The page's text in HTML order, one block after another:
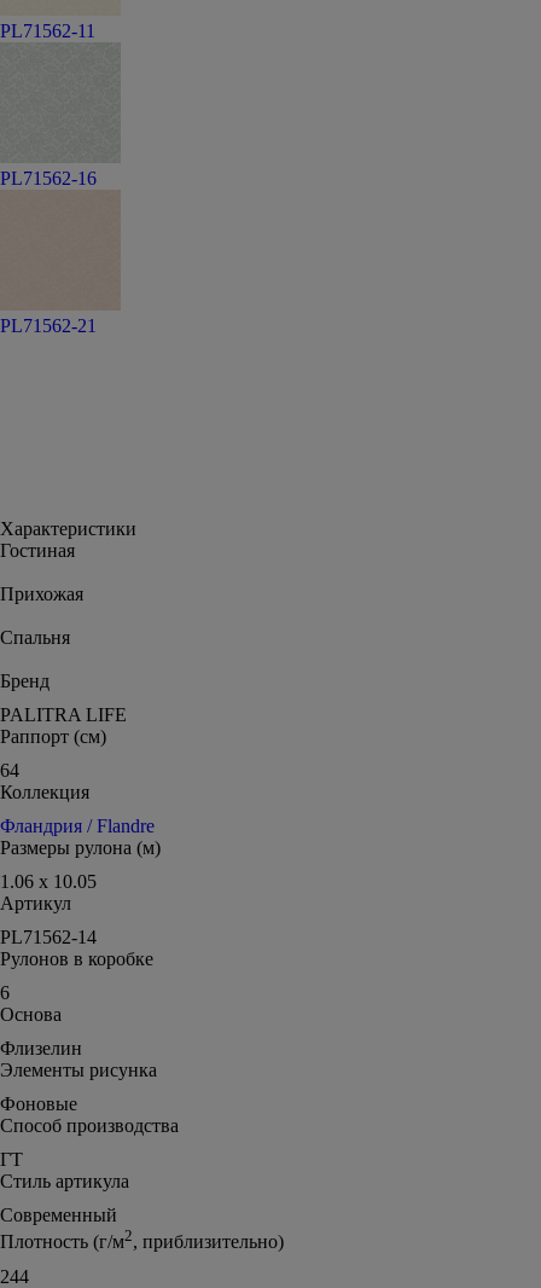
PL71562-11
PL71562-16
PL71562-21
Характеристики
Гостиная
Прихожая
Спальня
Бренд
PALITRA LIFE
Раппорт (см)
64
Коллекция
Фландрия / Flandre
Размеры рулона (м)
1.06 x 10.05
Артикул
PL71562-14
Рулонов в коробке
6
Основа
Флизелин
Элементы рисунка
Фоновые
Способ производства
ГТ
Стиль артикула
Современный
Плотность (г/м2, приблизительно)
244